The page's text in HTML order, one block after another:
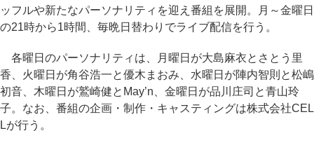
ッフルや新たなパーソナリティを迎え番組を展開。月～金曜日
の21時から1時間、毎晩日替わりでライブ配信を行う。
各曜日のパーソナリティは、月曜日が大島麻衣とさとう里
香、火曜日が角谷浩一と優木まおみ、水曜日が陣内智則と松嶋
初音、木曜日が鷲崎健とMay’n、金曜日が品川庄司と青山玲
子。なお、番組の企画・制作・キャスティングは株式会社CEL
Lが行う。